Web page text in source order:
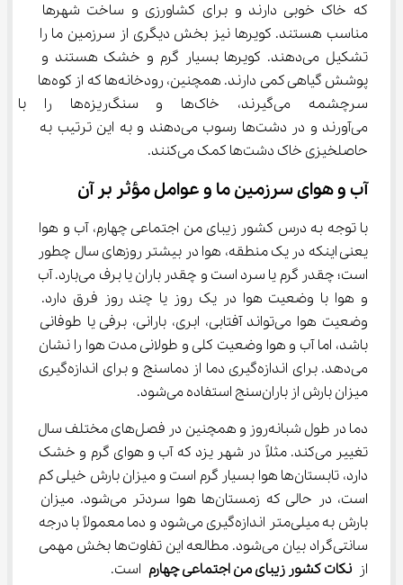
که خاک خوبی دارند و برای کشاورزی و ساخت شهرها
مناسب هستند. کویرها نیز بخش دیگری از سرزمین ما را
تشکیل می‌دهند. کویرها بسیار گرم و خشک هستند و
پوشش گیاهی کمی دارند. همچنین، رودخانه‌ها که از کوه‌ها
سرچشمه می‌گیرند، خاک‌ها و
می‌آورند و در دشت‌ها رسوب می‌دهند و به این ترتیب به
حاصلخیزی خاک دشت‌ها کمک می‌کنند.
آب و هوای سرزمین ما و عوامل مؤثر بر آن
با توجه به درس کشور زیبای من اجتماعی چهارم، آب و هوا
یعنی اینکه در یک منطقه، هوا در بیشتر روزهای سال چطور
است؛ چقدر گرم یا سرد است و چقدر باران یا برف می‌بارد. آب
و هوا با وضعیت هوا در یک روز یا چند روز فرق دارد.
وضعیت هوا می‌تواند آفتابی، ابری، بارانی، برفی یا طوفانی
باشد، اما آب و هوا وضعیت کلی و طولانی مدت هوا را نشان
می‌دهد. برای اندازه‌گیری دما از دماسنج و برای اندازه‌گیری
میزان بارش از باران‌سنج استفاده می‌شود.
دما در طول شبانه‌روز و همچنین در فصل‌های مختلف سال
تغییر می‌کند. مثلاً در شهر یزد که آب و هوای گرم و خشک
دارد، تابستان‌ها هوا بسیار گرم است و میزان بارش خیلی کم
است، در حالی که زمستان‌ها هوا سردتر می‌شود. میزان
بارش به میلی‌متر اندازه‌گیری می‌شود و دما معمولاً با درجه
سانتی‌گراد بیان می‌شود. مطالعه این تفاوت‌ها بخش مهمی
از نکات کشور زیبای من اجتماعی چهارم است.